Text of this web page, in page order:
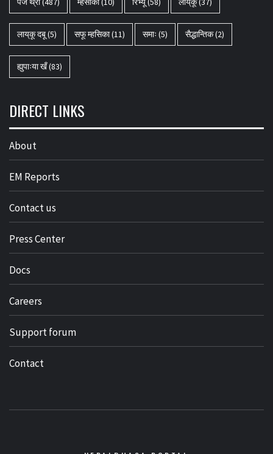
लाय्‌कू दबू(5) सफू म्हसिका(11) समाः (5) सैद्धान्तिक(2)
ह्युपाःया खँ(83)
DIRECT LINKS
About
EM Reports
Contact us
Press Center
Docs
Careers
Support forum
Contact